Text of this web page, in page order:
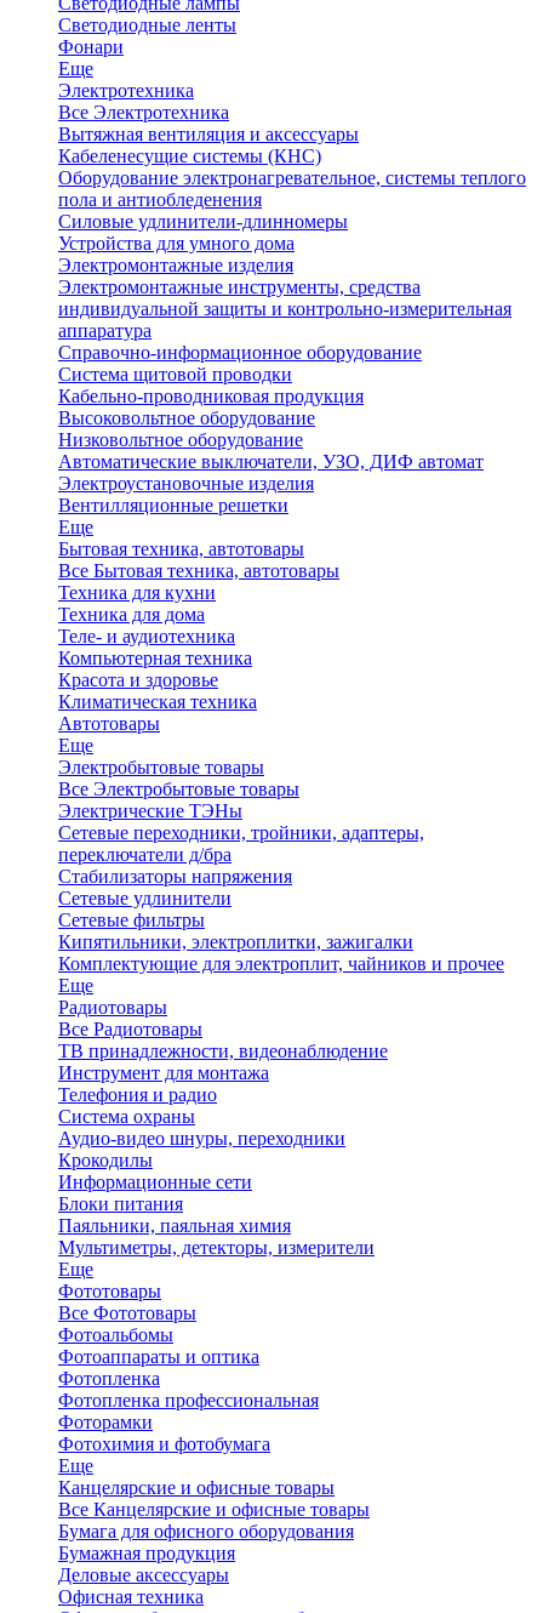
Светодиодные ленты
Фонари
Еще
Электротехника
Все Электротехника
Вытяжная вентиляция и аксессуары
Кабеленесущие системы (КНС)
Оборудование электронагревательное, системы теплого
пола и антиобледенения
Силовые удлинители-длинномеры
Устройства для умного дома
Электромонтажные изделия
Электромонтажные инструменты, средства
индивидуальной защиты и контрольно-измерительная
аппаратура
Справочно-информационное оборудование
Система щитовой проводки
Кабельно-проводниковая продукция
Высоковольтное оборудование
Низковольтное оборудование
Автоматические выключатели, УЗО, ДИФ автомат
Электроустановочные изделия
Вентилляционные решетки
Еще
Бытовая техника, автотовары
Все Бытовая техника, автотовары
Техника для кухни
Техника для дома
Теле- и аудиотехника
Компьютерная техника
Красота и здоровье
Климатическая техника
Автотовары
Еще
Электробытовые товары
Все Электробытовые товары
Электрические ТЭНы
Сетевые переходники, тройники, адаптеры,
переключатели д/бра
Стабилизаторы напряжения
Сетевые удлинители
Сетевые фильтры
Кипятильники, электроплитки, зажигалки
Комплектующие для электроплит, чайников и прочее
Еще
Радиотовары
Все Радиотовары
ТВ принадлежности, видеонаблюдение
Инструмент для монтажа
Телефония и радио
Система охраны
Аудио-видео шнуры, переходники
Крокодилы
Информационные сети
Блоки питания
Паяльники, паяльная химия
Мультиметры, детекторы, измерители
Еще
Фототовары
Все Фототовары
Фотоальбомы
Фотоаппараты и оптика
Фотопленка
Фотопленка профессиональная
Фоторамки
Фотохимия и фотобумага
Еще
Канцелярские и офисные товары
Все Канцелярские и офисные товары
Бумага для офисного оборудования
Бумажная продукция
Деловые аксессуары
Офисная техника